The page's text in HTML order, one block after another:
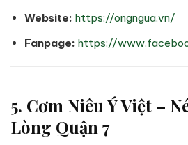
Website: https://ongngua.vn/
Fanpage: https://
5. Cơm Niêu Ý Việt –
Lòng Quận 7